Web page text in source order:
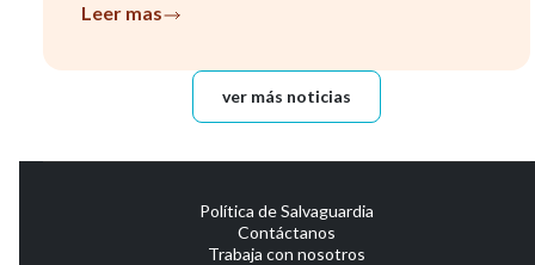
equipo ya se encuentra evalu...
Leer mas
ver más noticias
Política de Salvaguardia
Contáctanos
Trabaja con nosotros